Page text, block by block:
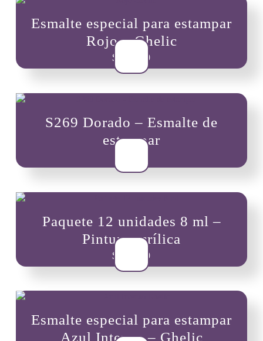
Esmalte especial para estampar
Rojo – Ghelic
$ 10,900
S269 Dorado – Esmalte de
estampar
Paquete 12 unidades 8 ml –
Pintura acrílica
$ 29,900
Esmalte especial para estampar
Azul Intenso – Ghelic